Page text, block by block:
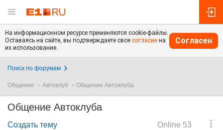
На информационном ресурсе применяются cookie-файлы.
Оставаясь на сайте, вы подтверждаете свое согласие на
их использование.
Согласен
Поиск по форумам
Общение Автоклуб Общение Автоклуба
Общение Автоклуба
Online 53
Создать тему